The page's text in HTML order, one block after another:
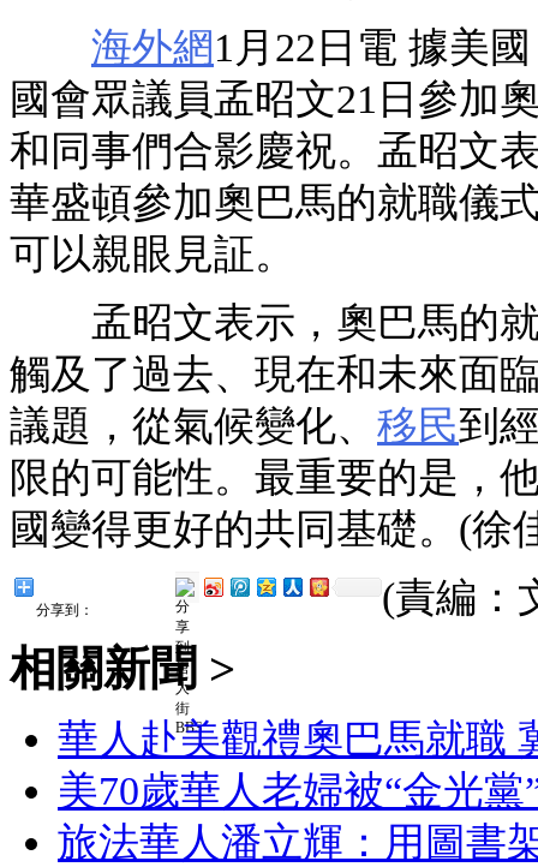
海外網1月22日電 據美
國會眾議員孟昭文21日參加
和同事們合影慶祝。孟昭文
華盛頓參加奧巴馬的就職儀
可以親眼見証。
孟昭文表示，奧巴馬的就
觸及了過去、現在和未來面
議題，從氣候變化、 移民到
限的可能性。最重要的是，
國變得更好的共同基礎。(徐
分享到： (責編：
相關新聞 >
華人赴美觀禮奧巴馬就職
美70歲華人老婦被“金光
旅法華人潘立輝：用圖書